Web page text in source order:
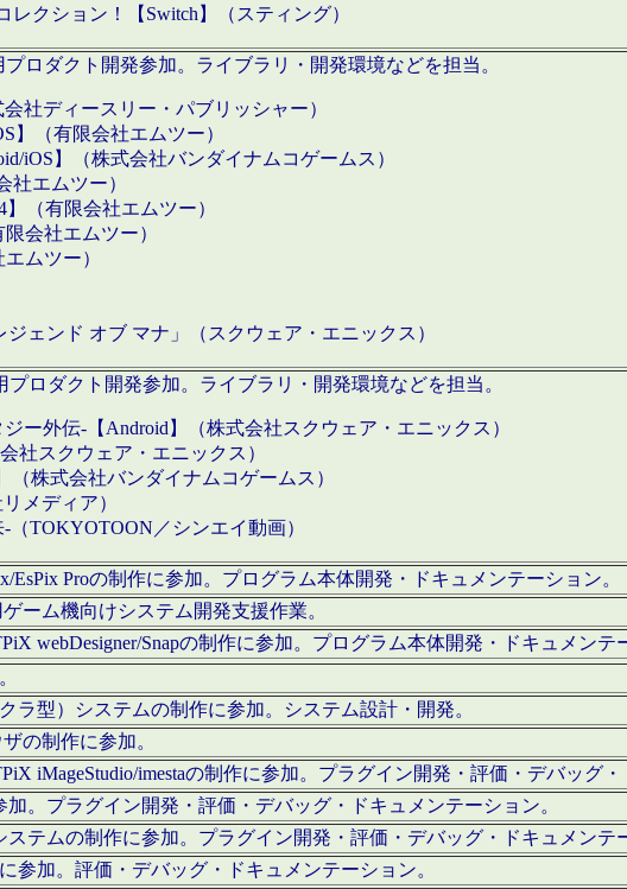
レクション！【Switch】（スティング）
ロダクト開発参加。ライブラリ・開発環境などを担当。
社ディースリー・パブリッシャー）
】（有限会社エムツー）
iOS】（株式会社バンダイナムコゲームス）
社エムツー）
（有限会社エムツー）
会社エムツー）
ムツー）
ェンド オブ マナ」（スクウェア・エニックス）
ロダクト開発参加。ライブラリ・開発環境などを担当。
ー外伝-【Android】（株式会社スクウェア・エニックス）
社スクウェア・エニックス）
（株式会社バンダイナムコゲームス）
メディア）
TOKYOTOON／シンエイ動画）
EsPix Proの制作に参加。プログラム本体開発・ドキュメンテーション。
ーム機向けシステム開発支援作業。
webDesigner/Snapの制作に参加。プログラム本体開発・ドキュメンテ
ラ型）システムの制作に参加。システム設計・開発。
の制作に参加。
iMageStudio/imestaの制作に参加。プラグイン開発・評価・デバッグ
。プラグイン開発・評価・デバッグ・ドキュメンテーション。
テムの制作に参加。プラグイン開発・評価・デバッグ・ドキュメンテ
参加。評価・デバッグ・ドキュメンテーション。